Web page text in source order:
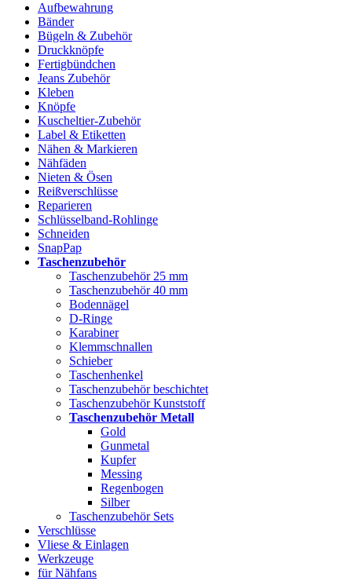
Aufbewahrung
Bänder
Bügeln & Zubehör
Druckknöpfe
Fertigbündchen
Jeans Zubehör
Kleben
Knöpfe
Kuscheltier-Zubehör
Label & Etiketten
Nähen & Markieren
Nähfäden
Nieten & Ösen
Reißverschlüsse
Reparieren
Schlüsselband-Rohlinge
Schneiden
SnapPap
Taschenzubehör
Taschenzubehör 25 mm
Taschenzubehör 40 mm
Bodennägel
D-Ringe
Karabiner
Klemmschnallen
Schieber
Taschenhenkel
Taschenzubehör beschichtet
Taschenzubehör Kunststoff
Taschenzubehör Metall
Gold
Gunmetal
Kupfer
Messing
Regenbogen
Silber
Taschenzubehör Sets
Verschlüsse
Vliese & Einlagen
Werkzeuge
für Nähfans